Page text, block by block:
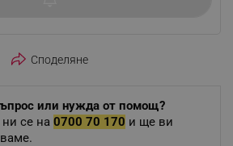
Споделяне
или нужда от помощ?
ни се на 0700 70 170 и ще ви